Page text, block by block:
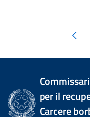
per il
Carcere